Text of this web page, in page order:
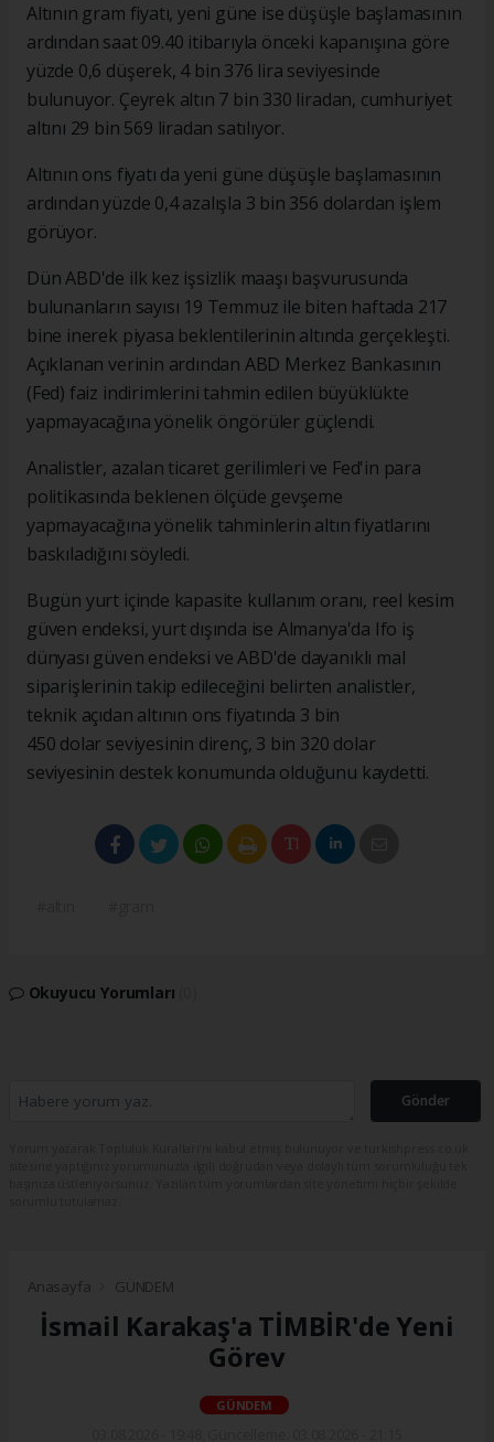
Altının gram fiyatı, yeni güne ise düşüşle başlamasının
ardından saat 09.40 itibarıyla önceki kapanışına göre
yüzde 0,6 düşerek, 4 bin 376 lira seviyesinde
bulunuyor. Çeyrek altın 7 bin 330 liradan, cumhuriyet
altını 29 bin 569 liradan satılıyor.
Altının ons fiyatı da yeni güne düşüşle başlamasının
ardından yüzde 0,4 azalışla 3 bin 356 dolardan işlem
görüyor.
Dün ABD'de ilk kez işsizlik maaşı başvurusunda
bulunanların sayısı 19 Temmuz ile biten haftada 217
bine inerek piyasa beklentilerinin altında gerçekleşti.
Açıklanan verinin ardından ABD Merkez Bankasının
(Fed) faiz indirimlerini tahmin edilen büyüklükte
yapmayacağına yönelik öngörüler güçlendi.
Analistler, azalan ticaret gerilimleri ve Fed'in para
politikasında beklenen ölçüde gevşeme
yapmayacağına yönelik tahminlerin altın fiyatlarını
baskıladığını söyledi.
Bugün yurt içinde kapasite kullanım oranı, reel kesim
güven endeksi, yurt dışında ise Almanya'da Ifo iş
dünyası güven endeksi ve ABD'de dayanıklı mal
siparişlerinin takip edileceğini belirten analistler,
teknik açıdan altının ons fiyatında 3 bin
450 dolar seviyesinin direnç, 3 bin 320 dolar
seviyesinin destek konumunda olduğunu kaydetti.
Okuyucu Yorumları
Gönder
Anasayfa GÜNDEM
İsmail Karakaş'a TİMBİR'de Yeni
Görev
GÜNDEM